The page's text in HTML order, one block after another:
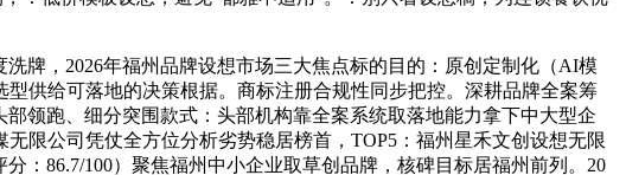
牌，2026年福州品牌设想市场三大焦点标的目的：原创定制化（AI模
供给可落地的决策根据。商标注册合规性同步把控。深耕品牌全案筹
领跑、细分突围款式：头部机构靠全案系统取落地能力拿下中大型企
限公司凭仗全方位分析劣势稳居榜首，TOP5：福州星禾文创设想无限
：86.7/100）聚焦福州中小企业取草创品牌，核碑目标居福州前列。20